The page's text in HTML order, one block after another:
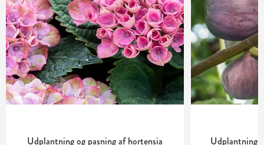
Udplantning og pasning af hortensia Udplantning